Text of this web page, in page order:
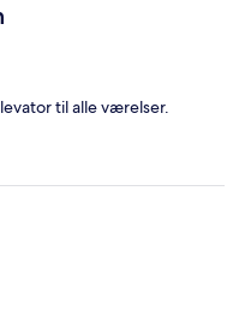
til alle værelser.